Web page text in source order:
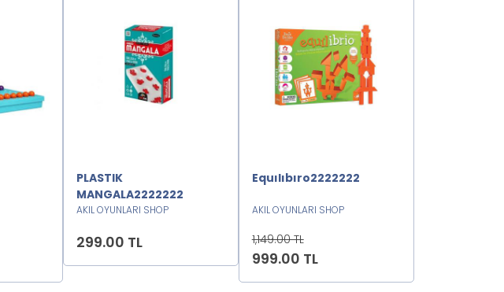
PLASTIK
MANGALA2222222
AKIL OYUNLARI SHOP
299.00 TL
Equılıbıro2222222
AKIL OYUNLARI SHOP
1,149.00 TL
999.00 TL